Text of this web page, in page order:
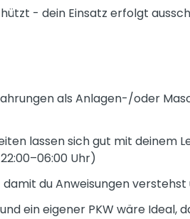
- dein Einsatz erfolgt
als Anlagen-/oder
lassen sich gut mit deinem
Uhr)
du Anweisungen
ein eigener PKW wäre